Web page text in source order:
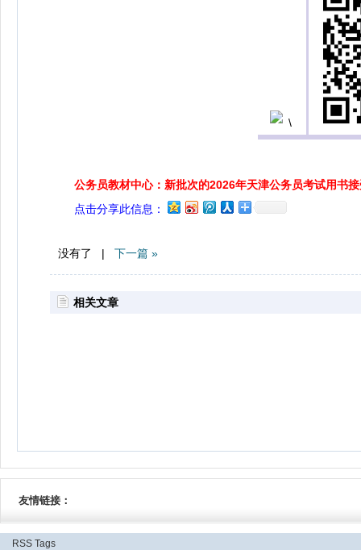
公务员教材中心：新批次的2026年天津公务员考试用书
点击分享此信息：
没有了 | 下一篇 »
相关文章
友情链接：
RSS Tags